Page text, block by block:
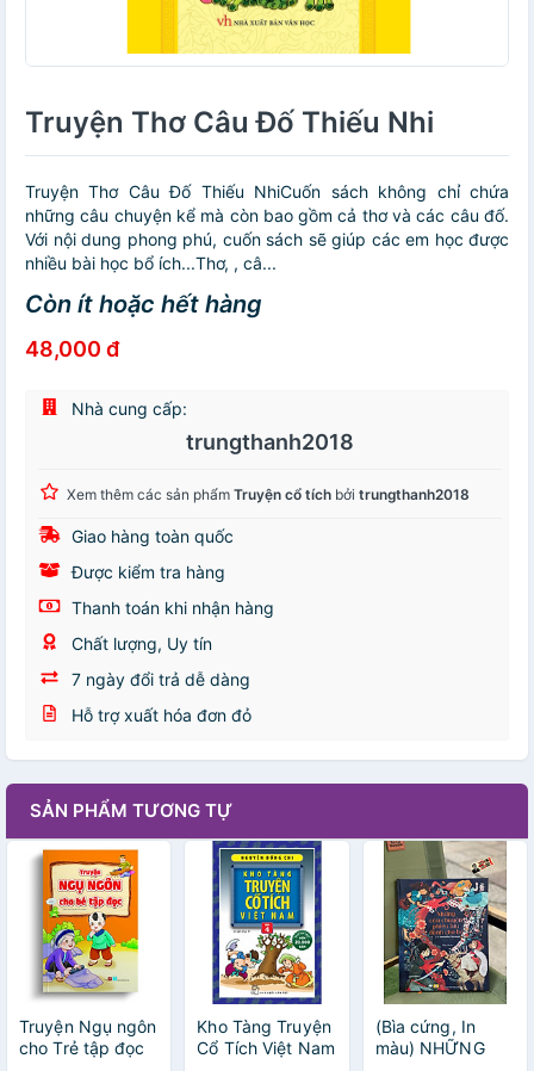
Truyện Thơ Câu Đố Thiếu Nhi
Truyện Thơ Câu Đố Thiếu NhiCuốn sách không chỉ chứa
những câu chuyện kể mà còn bao gồm cả thơ và các câu đố.
Với nội dung phong phú, cuốn sách sẽ giúp các em học được
nhiều bài học bổ ích...Thơ, , câ...
Còn ít hoặc hết hàng
48,000 đ
Nhà cung cấp:
trungthanh2018
Xem thêm các sản phẩm Truyện cổ tích bởi trungthanh2018
Giao hàng toàn quốc
Được kiểm tra hàng
Thanh toán khi nhận hàng
Chất lượng, Uy tín
7 ngày đổi trả dễ dàng
Hỗ trợ xuất hóa đơn đỏ
SẢN PHẨM TƯƠNG TỰ
Truyện Ngụ ngôn
cho Trẻ tập đọc
Kho Tàng Truyện
Cổ Tích Việt Nam
(Bìa cứng, In
màu) NHỮNG